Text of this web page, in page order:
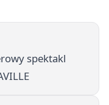
spektakl